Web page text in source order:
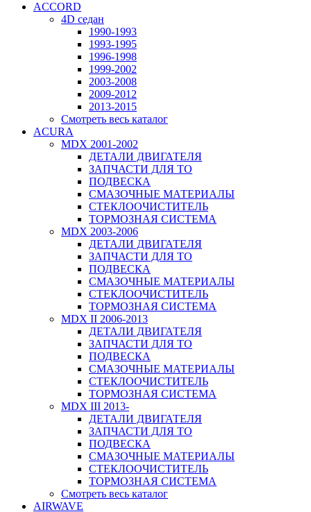
ACCORD
4D седан
1990-1993
1993-1995
1996-1998
1999-2002
2003-2008
2009-2012
2013-2015
Смотреть весь каталог
ACURA
MDX 2001-2002
ДЕТАЛИ ДВИГАТЕЛЯ
ЗАПЧАСТИ ДЛЯ ТО
ПОДВЕСКА
СМАЗОЧНЫЕ МАТЕРИАЛЫ
СТЕКЛООЧИСТИТЕЛЬ
ТОРМОЗНАЯ СИСТЕМА
MDX 2003-2006
ДЕТАЛИ ДВИГАТЕЛЯ
ЗАПЧАСТИ ДЛЯ ТО
ПОДВЕСКА
СМАЗОЧНЫЕ МАТЕРИАЛЫ
СТЕКЛООЧИСТИТЕЛЬ
ТОРМОЗНАЯ СИСТЕМА
MDX II 2006-2013
ДЕТАЛИ ДВИГАТЕЛЯ
ЗАПЧАСТИ ДЛЯ ТО
ПОДВЕСКА
СМАЗОЧНЫЕ МАТЕРИАЛЫ
СТЕКЛООЧИСТИТЕЛЬ
ТОРМОЗНАЯ СИСТЕМА
MDX III 2013-
ДЕТАЛИ ДВИГАТЕЛЯ
ЗАПЧАСТИ ДЛЯ ТО
ПОДВЕСКА
СМАЗОЧНЫЕ МАТЕРИАЛЫ
СТЕКЛООЧИСТИТЕЛЬ
ТОРМОЗНАЯ СИСТЕМА
Смотреть весь каталог
AIRWAVE